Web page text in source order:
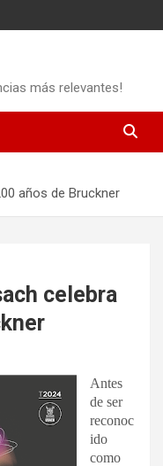
más relevantes!
años de Bruckner
celebra
Antes
de ser
reconoc
ido
como